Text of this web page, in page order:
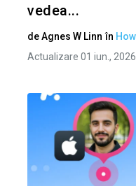
vedea...
deAgnes W Linn în
Actualizare 01 iun., 2026